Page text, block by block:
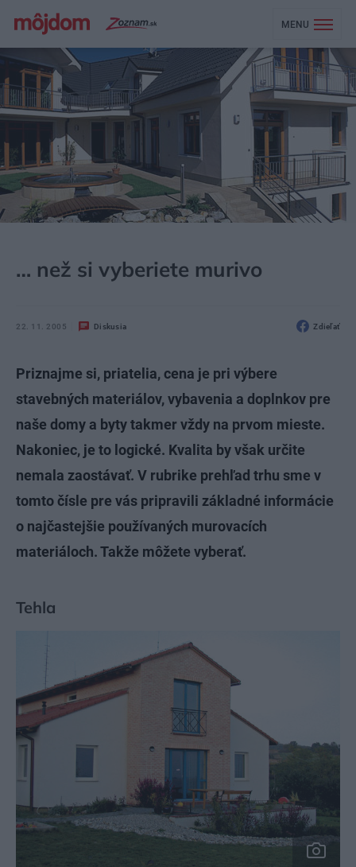
MENU
… než si vyberiete murivo
22. 11. 2005 Diskusia Zdieľať
Priznajme si, priatelia, cena je pri výbere
stavebných materiálov, vybavenia a doplnkov pre
naše domy a byty takmer vždy na prvom mieste.
Nakoniec, je to logické. Kvalita by však určite
nemala zaostávať. V rubrike prehľad trhu sme v
tomto čísle pre vás pripravili základné informácie
o najčastejšie používaných murovacích
materiáloch. Takže môžete vyberať.
Tehla